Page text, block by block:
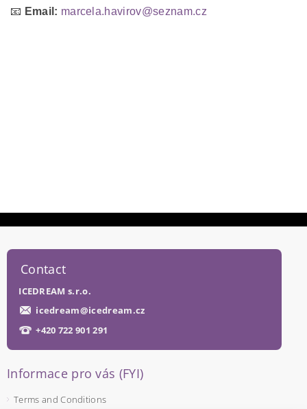
📧 Email: marcela.havirov@seznam.cz
Contact
ICEDREAM s.r.o.
icedream@icedream.cz
+420 722 901 291
Informace pro vás (FYI)
Terms and Conditions